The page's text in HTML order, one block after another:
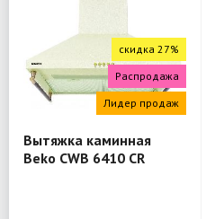
скидка 27%
Распродажа
Лидер продаж
Вытяжка каминная
Beko CWB 6410 CR